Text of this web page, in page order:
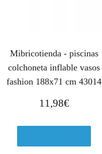
Mibricotienda - piscinas
colchoneta inflable vasos
fashion 188x71 cm 43014
11,98€